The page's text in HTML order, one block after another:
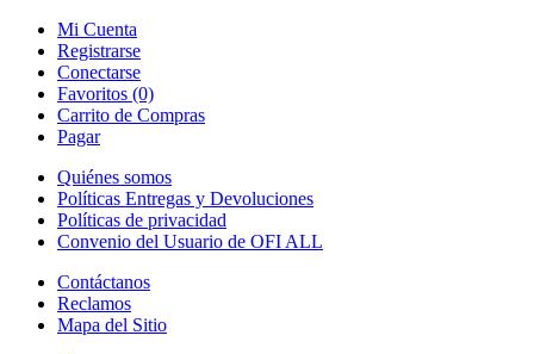
Mi Cuenta
Registrarse
Conectarse
Favoritos (0)
Carrito de Compras
Pagar
Quiénes somos
Políticas Entregas y Devoluciones
Políticas de privacidad
Convenio del Usuario de OFI ALL
Contáctanos
Reclamos
Mapa del Sitio